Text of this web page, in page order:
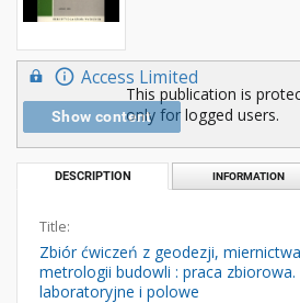
Access Limited
Show content
This publication is
only for logged users.
DESCRIPTION INFORMATION
Title:
Zbiór ćwiczeń z geodezji,
metrologii budowli : praca zbiorowa.
laboratoryjne i polowe